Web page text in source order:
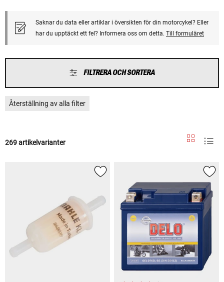
Saknar du data eller artiklar i översikten för din motorcykel? Eller
har du upptäckt ett fel? Informera oss om detta. Till formuläret
FILTRERA OCH SORTERA
Återställning av alla filter
269 artikelvarianter